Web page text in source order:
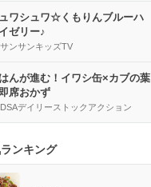
ワシュワ☆くもりんブルーハ
ゼリー♪
ンサンキッズTV
んが進む！イワシ缶×カブの葉
席おかず
デイリーストックアクション
ンキング